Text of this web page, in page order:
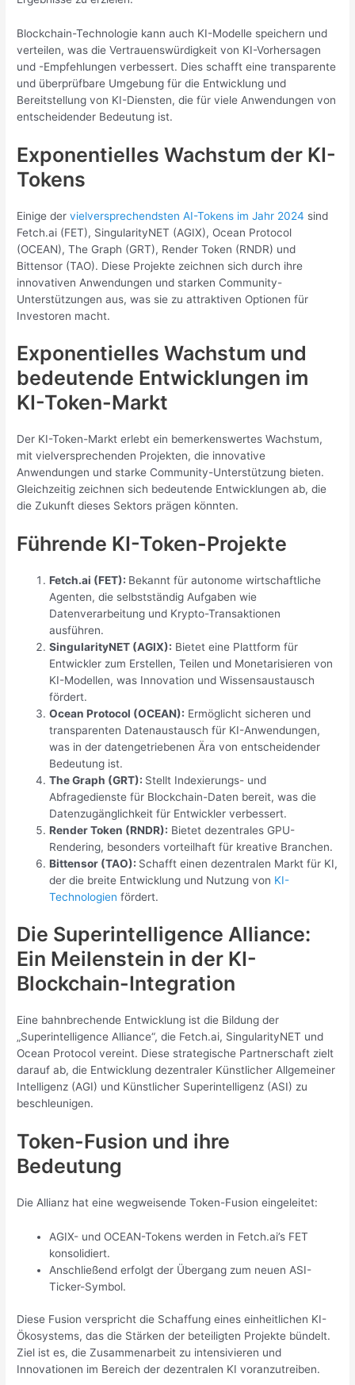
Blockchain-Technologie kann auch KI-Modelle speichern und
verteilen, was die Vertrauenswürdigkeit von KI-Vorhersagen
und -Empfehlungen verbessert. Dies schafft eine transparente
und überprüfbare Umgebung für die Entwicklung und
Bereitstellung von KI-Diensten, die für viele Anwendungen von
entscheidender Bedeutung ist.
Exponentielles Wachstum der KI-
Tokens
Einige dervielversprechendsten AI-Tokens im Jahr 2024 sind
Fetch.ai (FET), SingularityNET (AGIX), Ocean Protocol
(OCEAN), The Graph (GRT), Render Token (RNDR) und
Bittensor (TAO). Diese Projekte zeichnen sich durch ihre
innovativen Anwendungen und starken Community-
Unterstützungen aus, was sie zu attraktiven Optionen für
Investoren macht.
Exponentielles Wachstum und
bedeutende Entwicklungen im
KI-Token-Markt
Der KI-Token-Markt erlebt ein bemerkenswertes Wachstum,
mit vielversprechenden Projekten, die innovative
Anwendungen und starke Community-Unterstützung bieten.
Gleichzeitig zeichnen sich bedeutende Entwicklungen ab, die
die Zukunft dieses Sektors prägen könnten.
Führende KI-Token-Projekte
Fetch.ai (FET): Bekannt für autonome wirtschaftliche
Agenten, die selbstständig Aufgaben wie
Datenverarbeitung und Krypto-Transaktionen
ausführen.
SingularityNET (AGIX): Bietet eine Plattform für
Entwickler zum Erstellen, Teilen und Monetarisieren von
KI-Modellen, was Innovation und Wissensaustausch
fördert.
Ocean Protocol (OCEAN): Ermöglicht sicheren und
transparenten Datenaustausch für KI-Anwendungen,
was in der datengetriebenen Ära von entscheidender
Bedeutung ist.
The Graph (GRT): Stellt Indexierungs- und
Abfragedienste für Blockchain-Daten bereit, was die
Datenzugänglichkeit für Entwickler verbessert.
Render Token (RNDR): Bietet dezentrales GPU-
Rendering, besonders vorteilhaft für kreative Branchen.
Bittensor (TAO): Schafft einen dezentralen Markt für KI,
der die breite Entwicklung und Nutzung von KI-
Technologien fördert.
Die Superintelligence Alliance:
Ein Meilenstein in der KI-
Blockchain-Integration
Eine bahnbrechende Entwicklung ist die Bildung der
„Superintelligence Alliance“, die Fetch.ai, SingularityNET und
Ocean Protocol vereint. Diese strategische Partnerschaft zielt
darauf ab, die Entwicklung dezentraler Künstlicher Allgemeiner
Intelligenz (AGI) und Künstlicher Superintelligenz (ASI) zu
beschleunigen.
Token-Fusion und ihre
Bedeutung
Die Allianz hat eine wegweisende Token-Fusion eingeleitet:
AGIX- und OCEAN-Tokens werden in Fetch.ai’s FET
konsolidiert.
Anschließend erfolgt der Übergang zum neuen ASI-
Ticker-Symbol.
Diese Fusion verspricht die Schaffung eines einheitlichen KI-
Ökosystems, das die Stärken der beteiligten Projekte bündelt.
Ziel ist es, die Zusammenarbeit zu intensivieren und
Innovationen im Bereich der dezentralen KI voranzutreiben.